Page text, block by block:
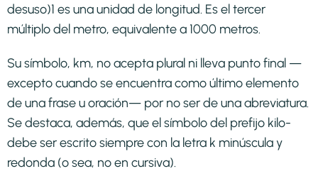
desuso)1​ es una unidad de longitud. Es el tercer
múltiplo del metro, equivalente a 1000 metros.
Su símbolo, km, no acepta plural ni lleva punto final —
excepto cuando se encuentra como último elemento
de una frase u oración— por no ser de una abreviatura.
Se destaca, además, que el símbolo del prefijo kilo-
debe ser escrito siempre con la letra k minúscula y
redonda (o sea, no en cursiva).